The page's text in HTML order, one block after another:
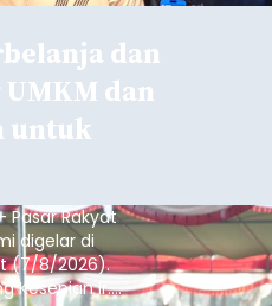
dan
dan
untuk
Pasar Rakyat
digelar di
(7/8/2026).
Kesenian Ir.